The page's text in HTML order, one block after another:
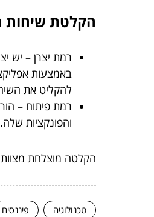
הקלטת שיחות
רמת יצרן – יש
באמצעות
להקליט את
רמת פיתוח –
והפונקציות שלה.
הקלטה מוצלחת מצוות
טכנולוגיה פיננסים